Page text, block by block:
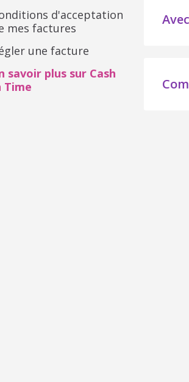
d'acceptation
mes factures
une facture
savoir plus sur Cash
Time